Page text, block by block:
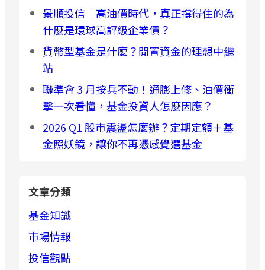
景順投信｜高油價時代，真正撐得住的為
什麼是環球高評級企業債？
貨幣型基金是什麼？閒置資金的理想中繼
站
聯準會 3 月按兵不動！通膨上修、油價衝
擊一次看懂，基金投資人怎麼因應？
2026 Q1 股市震盪怎麼辦？定期定額＋基
金照妖鏡，讓你不再憑感覺選基金
文章分類
基金知識
市場情報
投信觀點